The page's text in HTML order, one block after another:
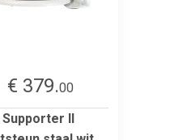
€ 379.00
Supporter II